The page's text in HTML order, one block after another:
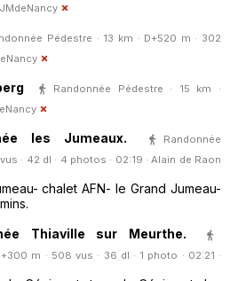
JMdeNancy
Pédestre · 13 km · D+520 m · 302
Randonnée Pédestre · 15 km ·
les Jumeaux.
Randonnée
· 42 dl · 4 photos · 02:19 ·Alain de Raon
chalet AFN- le Grand Jumeau-
Thiaville sur Meurthe.
m · 508 vus · 36 dl · 1 photo · 02:21 ·